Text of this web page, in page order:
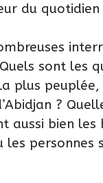
du quotidien
sont les
plus
?
aussi bien les
personnes